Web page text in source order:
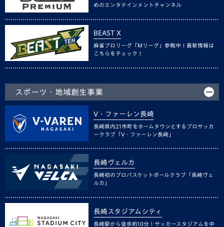
めのエンタテインメントチャンネル
BEAST X
麻雀プロリーグ「Mリーグ」参戦中！最新情報は
こちらをチェック！
スポーツ・地域創生事業
V・ファーレン長崎
長崎県内21市町をホームタウンとするプロサッカ
ークラブ「V・ファーレン長崎」
長崎ヴェルカ
長崎初のプロバスケットボールクラブ「長崎ヴェ
ルカ」
長崎スタジアムシティ
長崎駅から徒歩約10分！サッカースタジアムを中